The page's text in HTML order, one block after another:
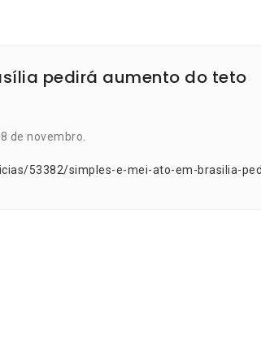
pedirá aumento do teto
de novembro.
53382/simples-e-mei-ato-em-brasilia-